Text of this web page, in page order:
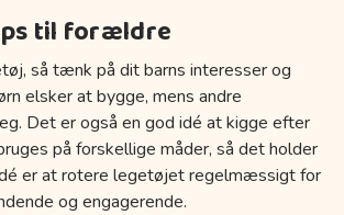
til forældre
så tænk på dit barns interesser og
elsker at bygge, mens andre
Det er også en god idé at kigge efter
på forskellige måder, så det holder
er at rotere legetøjet regelmæssigt for
og engagerende.